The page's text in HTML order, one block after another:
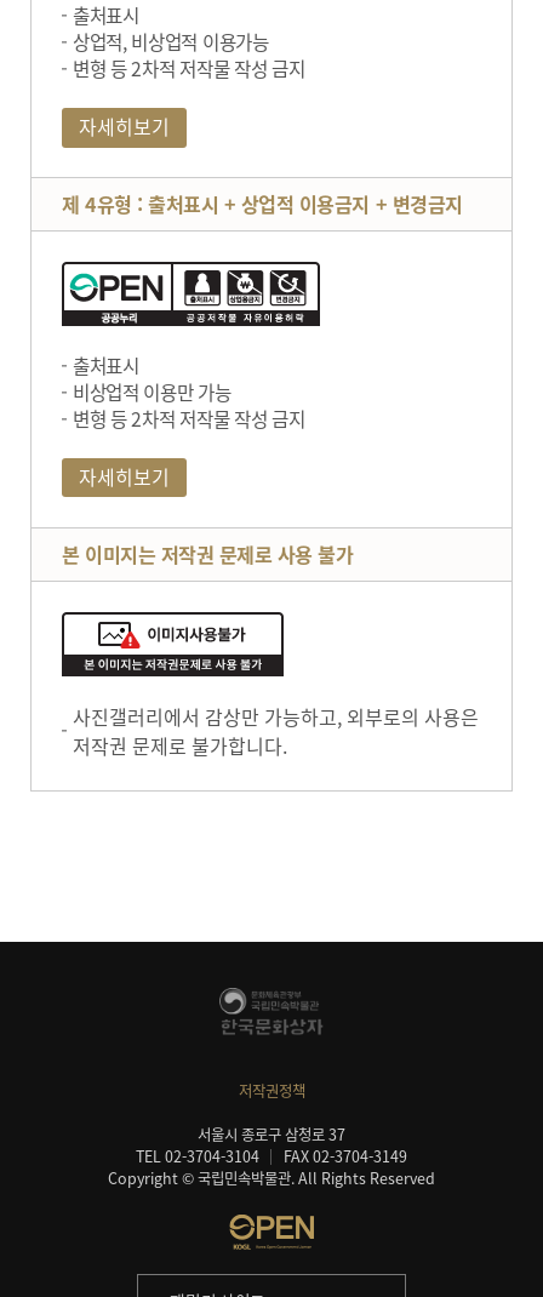
출처표시
상업적, 비상업적 이용가능
변형 등 2차적 저작물 작성 금지
자세히보기
제 4유형 : 출처표시 + 상업적 이용금지 + 변경금지
출처표시
비상업적 이용만 가능
변형 등 2차적 저작물 작성 금지
자세히보기
본 이미지는 저작권 문제로 사용 불가
사진갤러리에서 감상만 가능하고, 외부로의 사용은
저작권 문제로 불가합니다.
저작권정책
서울시 종로구 삼청로 37
TEL 02-3704-3104
FAX 02-3704-3149
Copyright © 국립민속박물관. All Rights Reserved